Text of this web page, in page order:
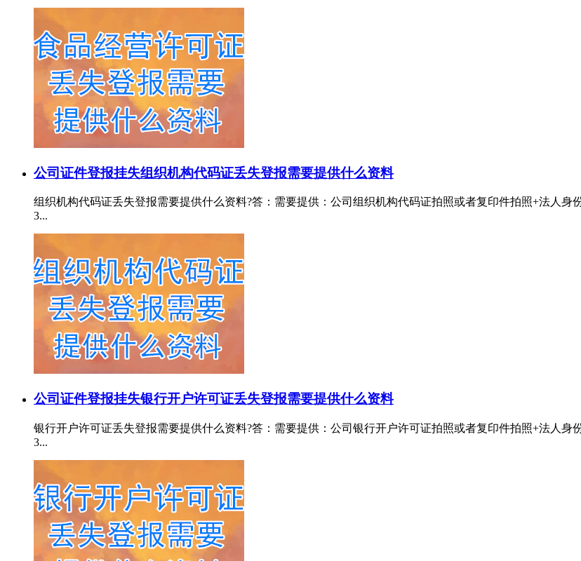
公司证件登报挂失组织机构代码证丢失登报需要提供什么资料
组织机构代码证丢失登报需要提供什么资料?答：需要提供：公司组织机构代码证拍照或者复印件拍照+法人身
3...
公司证件登报挂失银行开户许可证丢失登报需要提供什么资料
银行开户许可证丢失登报需要提供什么资料?答：需要提供：公司银行开户许可证拍照或者复印件拍照+法人身
3...